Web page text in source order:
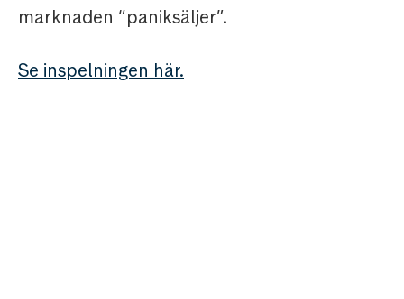
marknaden “paniksäljer”.
Se inspelningen här.